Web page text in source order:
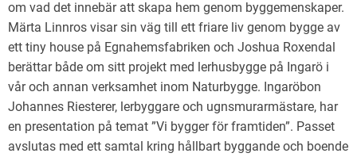
om vad det innebär att skapa hem genom byggemenskaper.
Märta Linnros visar sin väg till ett friare liv genom bygge av
ett tiny house på Egnahemsfabriken och Joshua Roxendal
berättar både om sitt projekt med lerhusbygge på Ingarö i
vår och annan verksamhet inom Naturbygge. Ingaröbon
Johannes Riesterer, lerbyggare och ugnsmurarmästare, har
en presentation på temat ”Vi bygger för framtiden”. Passet
avslutas med ett samtal kring hållbart byggande och boende